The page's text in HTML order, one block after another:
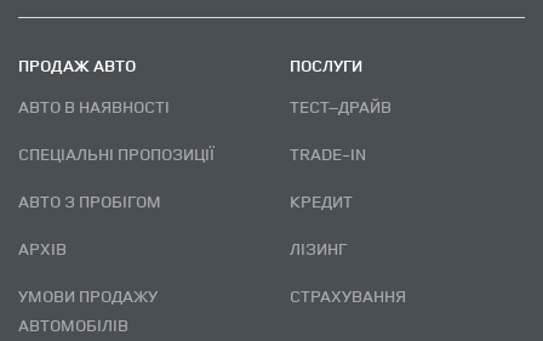
ПРОДАЖ АВТО
АВТО В НАЯВНОСТІ
СПЕЦІАЛЬНІ ПРОПОЗИЦІЇ
АВТО З ПРОБІГОМ
АРХІВ
УМОВИ ПРОДАЖУ
АВТОМОБІЛІВ
ПОСЛУГИ
ТЕСТ–ДРАЙВ
TRADE-IN
КРЕДИТ
ЛІЗИНГ
СТРАХУВАННЯ